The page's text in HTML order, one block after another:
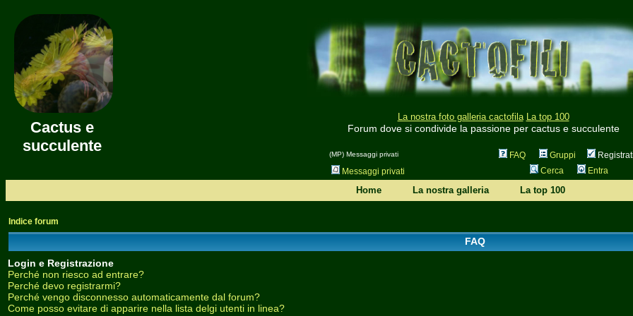
Cactus e
succulente
La nostra foto galleria cactofila La top 100
Forum dove si condivide la passione per cactus e succulente
(MP) Messaggi privati FAQ Gruppi
Messaggi privati
Cerca Entra
Home La nostra galleria La top 100
Indice forum
FAQ
Login e Registrazione
Perché non riesco ad entrare?
Perché devo registrarmi?
Perché vengo disconnesso automaticamente dal forum?
Come posso evitare di apparire nella lista delgi utenti in linea?